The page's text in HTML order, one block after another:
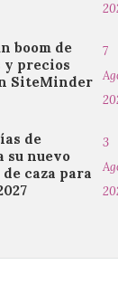
boom de
y precios
SiteMinder
7
de
su nuevo
caza para
3